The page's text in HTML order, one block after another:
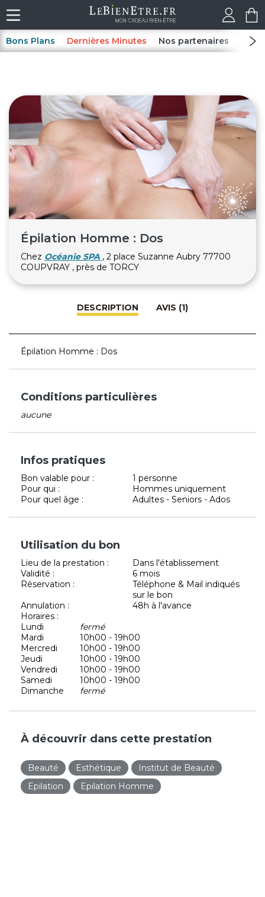
Bons Plans Dernières Minutes Nos partenaires Spas
Épilation Homme : Dos
Chez Océanie SPA , 2 place Suzanne Aubry 77700
COUPVRAY , près de TORCY
DESCRIPTION AVIS (1)
Épilation Homme : Dos
Conditions particulières
aucune
Infos pratiques
Bon valable pour :
1 personne
Pour qui :
Hommes uniquement
Pour quel âge :
Adultes - Seniors - Ados
Utilisation du bon
Lieu de la prestation :
Dans l'établissement
Validité :
6 mois
Réservation :
Téléphone & Mail indiqués
sur le bon
Annulation :
48h à l'avance
Horaires :
Lundi
fermé
Mardi
10h00 - 19h00
Mercredi
10h00 - 19h00
Jeudi
10h00 - 19h00
Vendredi
10h00 - 19h00
Samedi
10h00 - 19h00
Dimanche
fermé
À découvrir dans cette prestation
Beauté Esthétique
Institut de Beauté
Epilation
Epilation Homme